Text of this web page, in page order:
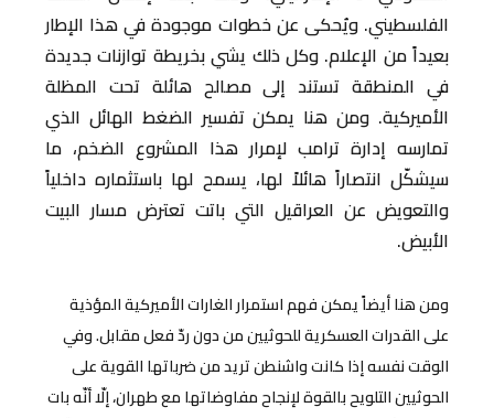
الفلسطيني. ويُحكى عن خطوات موجودة في هذا الإطار
بعيداً من الإعلام. وكل ذلك يشي بخريطة توازنات جديدة
في المنطقة تستند إلى مصالح هائلة تحت المظلة
الأميركية. ومن هنا يمكن تفسير الضغط الهائل الذي
تمارسه إدارة ترامب لإمرار هذا المشروع الضخم، ما
سيشكّل انتصاراً هائلاً لها، يسمح لها باستثماره داخلياً
والتعويض عن العراقيل التي باتت تعترض مسار البيت
الأبيض.
ومن هنا أيضاً يمكن فهم استمرار الغارات الأميركية المؤذية
على القدرات العسكرية للحوثيين من دون ردّ فعل مقابل. وفي
الوقت نفسه إذا كانت واشنطن تريد من ضرباتها القوية على
الحوثيين التلويح بالقوة لإنجاح مفاوضاتها مع طهران، إلّا أنّه بات